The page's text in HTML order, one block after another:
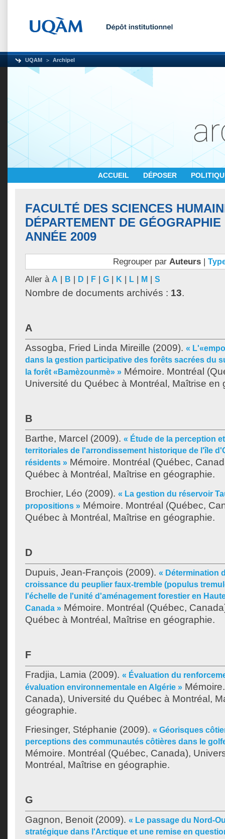
UQAM Archipel
ACCUEIL DÉPOSER
FACULTÉ DES SCIENCES
DÉPARTEMENT DE GÉOGRAPHIE
ANNÉE 2009
Regrouper par Auteurs|
Aller à A | B | D | F | G | K | L | M | S
Nombre de documents archivés : 13.
A
Assogba, Fried Linda Mireille (2009). «
dans la gestion participative des forêts sacrées du
la forêt «Bamèzounmè» » Mémoire. Montréal
Université du Québec à Montréal, Maîtrise en
B
Barthe, Marcel (2009). « Étude de la perception
territoriales de l'arrondissement historique de l'île
résidents » Mémoire. Montréal (Québec,
Québec à Montréal, Maîtrise en géographie.
Brochier, Léo (2009). « La gestion du réservoir
propositions » Mémoire. Montréal (Québec,
Québec à Montréal, Maîtrise en géographie.
D
Dupuis, Jean-François (2009). « Détermination
croissance du peuplier faux-tremble (populus
l'échelle de l'unité d'aménagement forestier en
Canada » Mémoire. Montréal (Québec,
Québec à Montréal, Maîtrise en géographie.
F
Fradjia, Lamia (2009). « Évaluation du
évaluation environnementale en Algérie »
Canada), Université du Québec à Montréal,
géographie.
Friesinger, Stéphanie (2009). « Géorisques
perceptions des communautés côtières dans le
Mémoire. Montréal (Québec, Canada),
Montréal, Maîtrise en géographie.
G
Gagnon, Benoit (2009). « Le passage du Nord-
stratégique dans l'Arctique et une remise en